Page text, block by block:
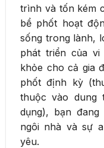
trình và tốn kém
bể phốt hoạt
sống trong lành,
phát triển của
khỏe cho cả gia
phốt định kỳ
thuộc vào dung
dụng), bạn
ngôi nhà và sự
yêu.